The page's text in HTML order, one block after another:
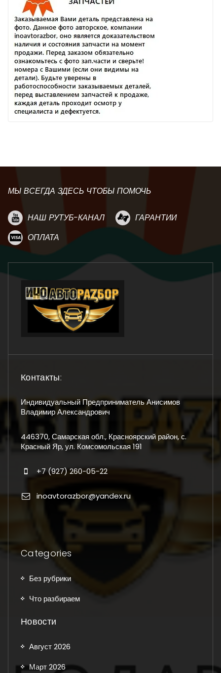
МЫ ВСЕГДА ЗДЕСЬ ЧТОБЫ ПОМОЧЬ
НАШ РУТУБ-КАНАЛ
ГАРАНТИИ
ОПЛАТА
Контакты:
Индивидуальный Предприниматель Анисимов
Владимир Александрович
446370, Самарская обл., Красноярский район, с.
Красный Яр, ул. Комсомольская 191
+7 (927) 260-05-22
inoavtorazbor@yandex.ru
Categories
Без рубрики
Что разбираем
Новости
Август 2026
Март 2026